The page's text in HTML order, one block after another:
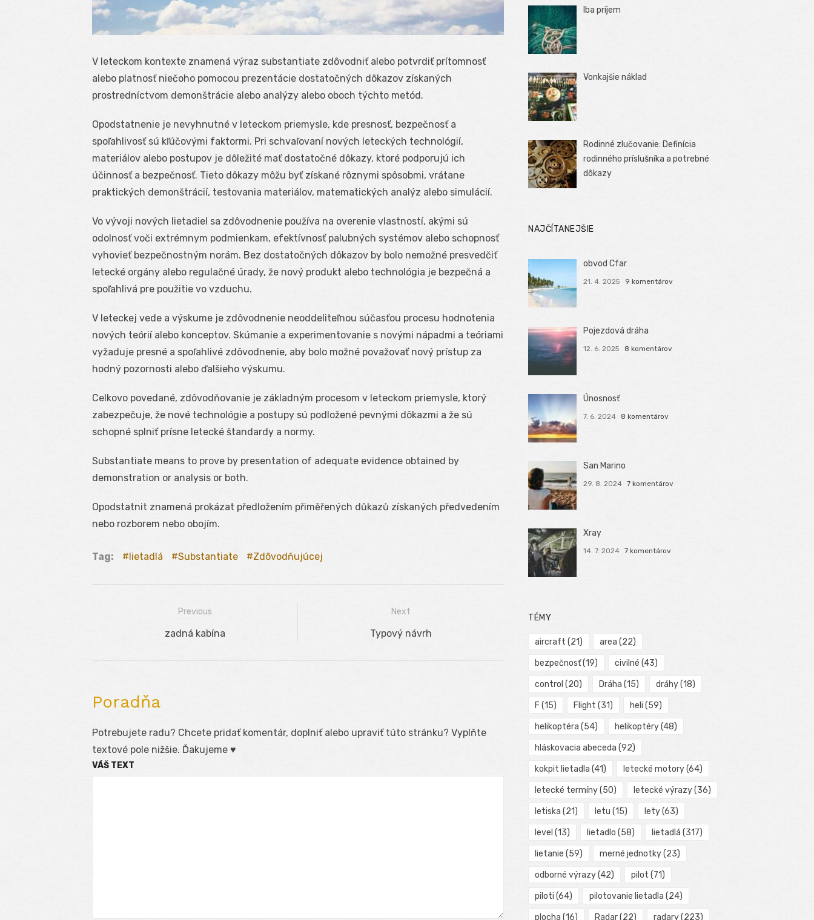
V leteckom kontexte znamená výraz substantiate zdôvodniť alebo potvrdiť prítomnosť
alebo platnosť niečoho pomocou prezentácie dostatočných dôkazov získaných
prostredníctvom demonštrácie alebo analýzy alebo oboch týchto metód.
Opodstatnenie je nevyhnutné v leteckom priemysle, kde presnosť, bezpečnosť a
spoľahlivosť sú kľúčovými faktormi. Pri schvaľovaní nových leteckých technológií,
materiálov alebo postupov je dôležité mať dostatočné dôkazy, ktoré podporujú ich
účinnosť a bezpečnosť. Tieto dôkazy môžu byť získané rôznymi spôsobmi, vrátane
praktických demonštrácií, testovania materiálov, matematických analýz alebo simulácií.
Vo vývoji nových lietadiel sa zdôvodnenie používa na overenie vlastností, akými sú
odolnosť voči extrémnym podmienkam, efektívnosť palubných systémov alebo schopnosť
vyhovieť bezpečnostným norám. Bez dostatočných dôkazov by bolo nemožné presvedčiť
letecké orgány alebo regulačné úrady, že nový produkt alebo technológia je bezpečná a
spoľahlivá pre použitie vo vzduchu.
V leteckej vede a výskume je zdôvodnenie neoddeliteľnou súčasťou procesu hodnotenia
nových teórií alebo konceptov. Skúmanie a experimentovanie s novými nápadmi a teóriami
vyžaduje presné a spoľahlivé zdôvodnenie, aby bolo možné považovať nový prístup za
hodný pozornosti alebo ďalšieho výskumu.
Celkovo povedané, zdôvodňovanie je základným procesom v leteckom priemysle, ktorý
zabezpečuje, že nové technológie a postupy sú podložené pevnými dôkazmi a že sú
schopné splniť prísne letecké štandardy a normy.
Substantiate means to prove by presentation of adequate evidence obtained by
demonstration or analysis or both.
Opodstatnit znamená prokázat předložením přiměřených důkazů získaných předvedením
nebo rozborem nebo obojím.
Tag: lietadlá Substantiate Zdôvodňujúcej
Previous
Previous
zadná kabína
Next
Next
Typový návrh
Poradňa
Potrebujete radu? Chcete pridať komentár, doplniť alebo upraviť túto stránku? Vyplňte
textové pole nižšie. Ďakujeme ♥
VÁŠ TEXT
Iba príjem
Vonkajšie náklad
Rodinné zlučovanie: Definícia
rodinného príslušníka a potrebné
dôkazy
NAJČÍTANEJŠIE
obvod Cfar
21. 4. 2025 9 komentárov
Pojezdová dráha
12. 6. 2025 8 komentárov
Únosnosť
7. 6. 2024 8 komentárov
San Marino
29. 8. 2024 7 komentárov
Xray
14. 7. 2024 7 komentárov
TÉMY
aircraft (21) area (22)
bezpečnosť(19) civilné (43)
control (20) Dráha (15) dráhy(18)
F (15) Flight (31) heli (59)
helikoptéra (54) helikoptéry(48)
hláskovacia abeceda (92)
kokpit lietadla (41) letecké motory(64)
letecké termíny(50) letecké výrazy(36)
letiska (21) letu (15) lety(63)
level (13) lietadlo (58) lietadlá (317)
lietanie (59) merné jednotky(23)
odborné výrazy(42) pilot (71)
piloti (64) pilotovanie lietadla (24)
plocha (16) Radar(22) radary(223)